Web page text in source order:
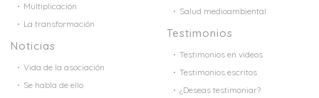
Multiplicación
La transformación
Noticias
Vida de la asociación
Se habla de ello
Salud medioambiental
Testimonios
Testimonios en videos
Testimonios escritos
¿Deseas testimoniar?